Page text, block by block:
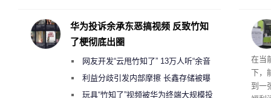
在当
下，
到一
华为投诉余承东恶搞视频 反致竹知
了梗彻底出圈
网友开发“云甩竹知了” 13万人听“余音
绕梁”利益分歧引发内部摩擦 长鑫存储被曝
曾将华为驻场工程师驱逐出研发基地
玩具“竹知了”视频被华为终端大规模投